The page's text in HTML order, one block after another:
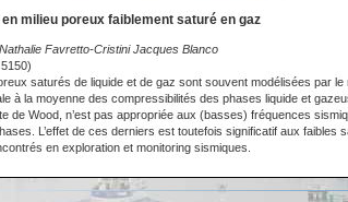
milieu poreux faiblement saturé en gaz
Favretto-Cristini Jacques Blanco
saturés de liquide et de gaz sont souvent modélisées par le
à la moyenne des compressibilités des phases liquide et
de Wood, n’est pas appropriée aux (basses) fréquences
L’effet de ces derniers est toutefois significatif aux faibles
en exploration et monitoring sismiques.